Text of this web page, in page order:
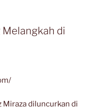
Melangkah di
Miraza diluncurkan di